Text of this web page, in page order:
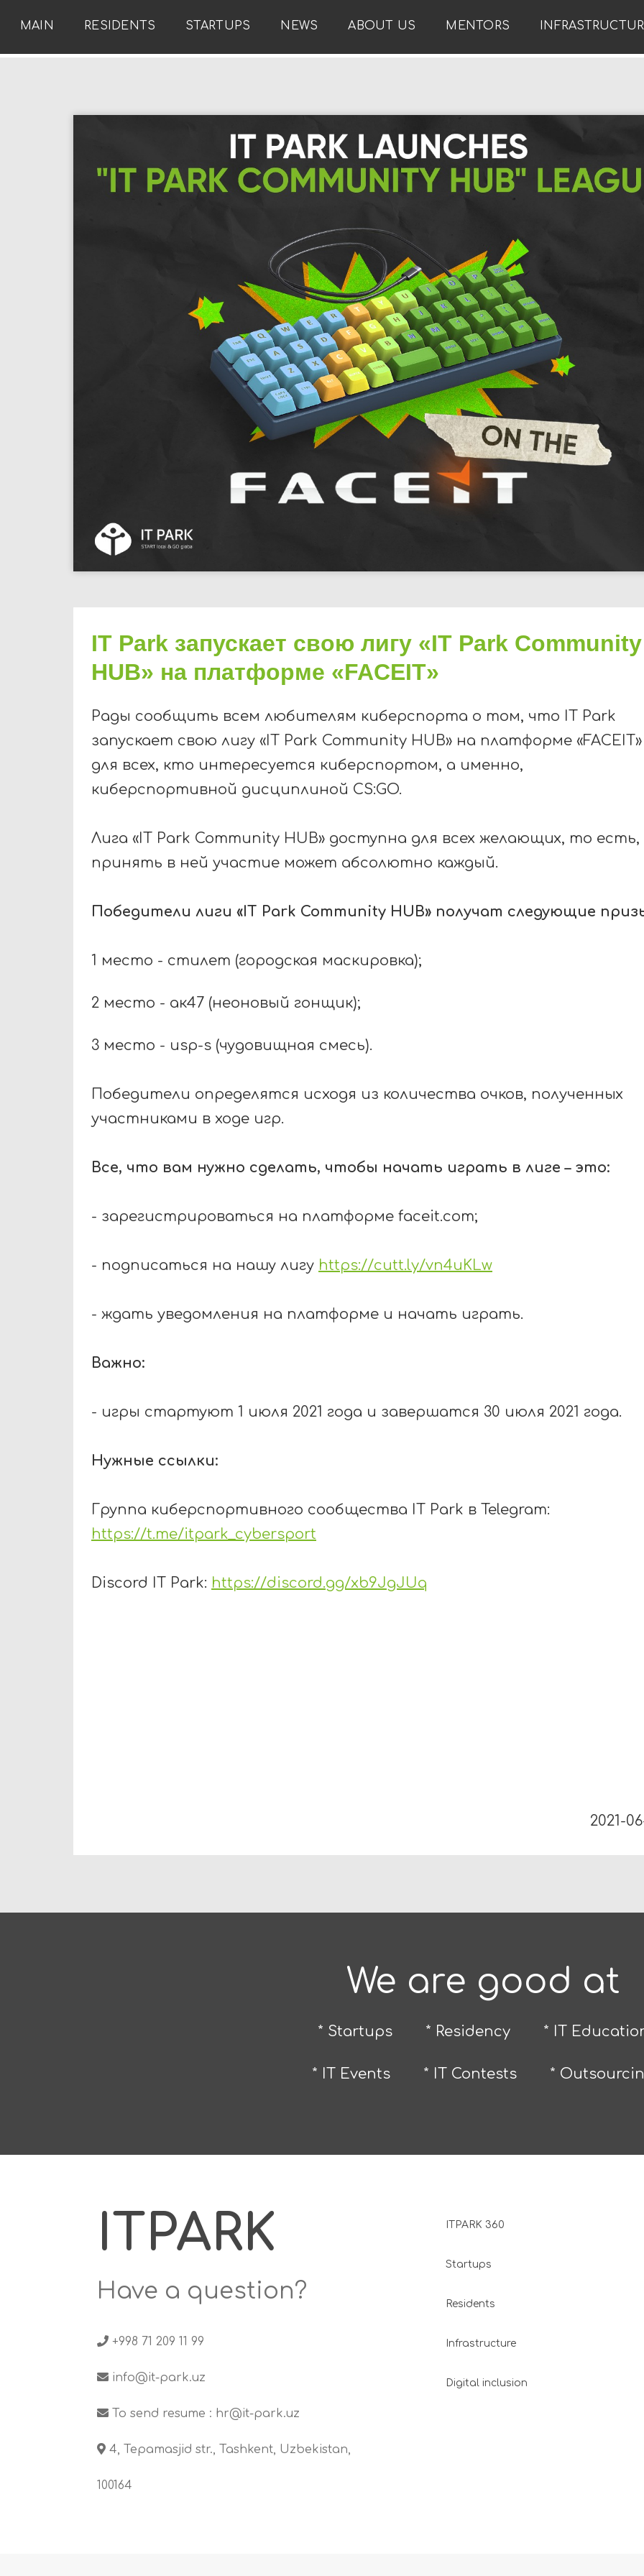
MAIN RESIDENTS STARTUPS NEWS ABOUT US MENTORS
IT Park запускает свою лигу «IT Park Community
HUB» на платформе «FACEIT»
Рады сообщить всем любителям киберспорта о том, что IT Park
запускает свою лигу «IT Park Community HUB» на платформе «FACEIT»
для всех, кто интересуется киберспортом, а именно,
киберспортивной дисциплиной CS:GO.
Лига «IT Park Community HUB» доступна для всех желающих, то есть,
принять в ней участие может абсолютно каждый.
Победители лиги «IT Park Community HUB» получат следующие
1 место - стилет (городская маскировка);
2 место - ак47 (неоновый гонщик);
3 место - usp-s (чудовищная смесь).
Победители определятся исходя из количества очков, полученных
участниками в ходе игр.
Все, что вам нужно сделать, чтобы начать играть в лиге – это:
- зарегистрироваться на платформе faceit.com;
- подписаться на нашу лигу https://cutt.ly/vn4uKLw
- ждать уведомления на платформе и начать играть.
Важно:
- игры стартуют 1 июля 2021 года и завершатся 30 июля 2021 года.
Нужные ссылки:
Группа киберспортивного сообщества IT Park в Telegram:
https://t.me/itpark_cybersport
Discord IT Park: https://discord.gg/xb9JgJUq
2021-
We are good at
* Startups * Residency * IT
* IT Events * IT Contests *
ITPARK
Have a question?
+998 71 209 11 99
info@it-park.uz
To send resume : hr@it-park.uz
4, Tepamasjid str., Tashkent, Uzbekistan,
100164
ITPARK 360
Startups
Residents
Infrastructure
Digital inclusion